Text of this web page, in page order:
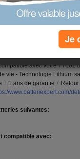
Techniques:
Smartphone et
est neuve et composée
avec votre TY002
vie - Technologie Lithium
+ 1 ans de garantie +
www.batteriexpert.com/
suivantes:
compatible avec:
Je